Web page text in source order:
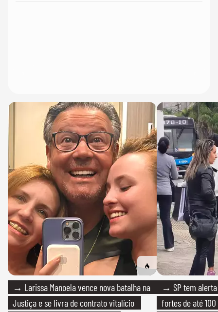
→ Larissa Manoela vence nova batalha na
Justiça e se livra de contrato vitalício
→ SP tem
fortes de até